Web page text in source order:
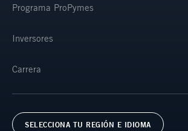
Programa ProPymes
Inversores
Carrera
SELECCIONA TU REGIÓN E IDIOMA